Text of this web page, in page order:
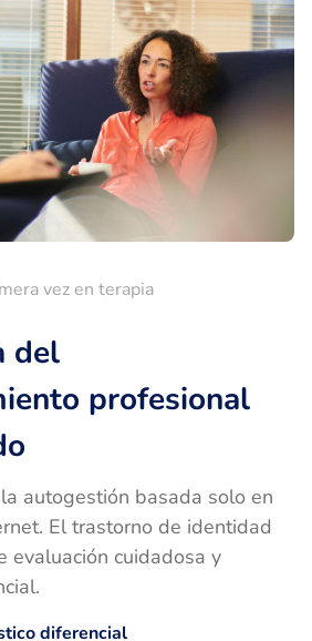
vez en terapia
del
profesional
autogestión basada solo en
El trastorno de identidad
evaluación cuidadosa y
diferencial